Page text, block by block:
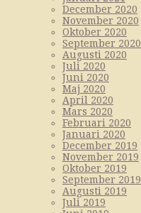
December 2020
November 2020
Oktober 2020
September 2020
Augusti 2020
Juli 2020
Juni 2020
Maj 2020
April 2020
Mars 2020
Februari 2020
Januari 2020
December 2019
November 2019
Oktober 2019
September 2019
Augusti 2019
Juli 2019